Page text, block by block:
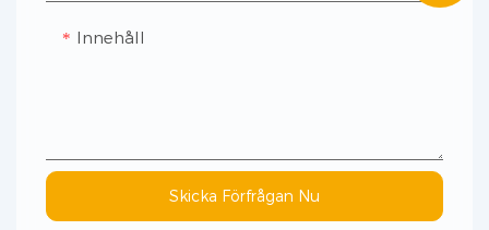
Innehåll
Skicka Förfrågan Nu